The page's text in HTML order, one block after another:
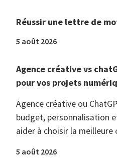
Réussir une lettre de
5 août 2026
Agence créative vs
pour vos projets
Agence créative ou
budget, personnalisation
aider à choisir la meilleure
5 août 2026